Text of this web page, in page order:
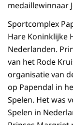
medaillewinnaar
Sportcomplex
Hare Koninklijke
Nederlanden.
van het Rode
organisatie van
op Papendal in
Spelen. Het was
Spelen in